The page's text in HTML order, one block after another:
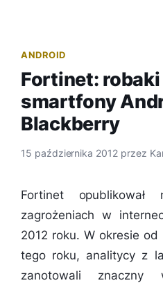
ANDROID
Fortinet:
smartfony
Blackberry
15 października 2012 przez
Fortinet
zagrożeniach w
2012 roku. W okresie
tego roku, analitycy z
zanotowali znaczny